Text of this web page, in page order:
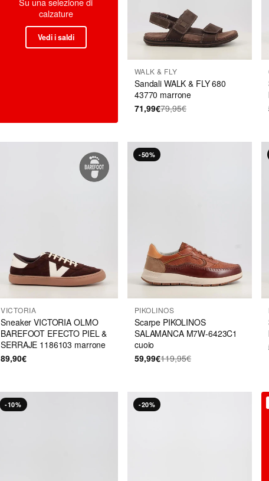
calzature
Vedi i saldi
WALK & FLY
Sandali WALK & FLY 680
43770 marrone
71,99€79,95€
VICTORIA
Sneaker VICTORIA OLMO
BAREFOOT EFECTO PIEL &
SERRAJE 1186103 marrone
89,90€
-50%
PIKOLINOS
Scarpe PIKOLINOS
SALAMANCA M7W-6423C1
cuoio
59,99€119,95€
-10% -20%